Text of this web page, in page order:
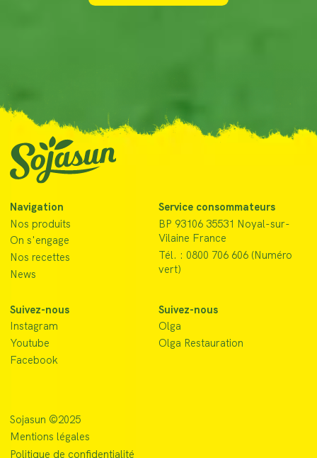
Navigation
Nos produits
On s'engage
Nos recettes
News
Service consommateurs
BP 93106 35531 Noyal-sur-
Vilaine France
Tél. : 0800 706 606 (Numéro
vert)
Suivez-nous
Instagram
Youtube
Facebook
Suivez-nous
Olga
Olga Restauration
Sojasun ©2025
Mentions légales
Politique de confidentialité